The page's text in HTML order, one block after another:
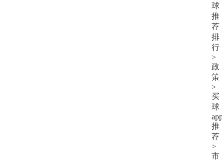
球
推
荐
排
行
>
政
策
>
买
球
推
荐
>
市